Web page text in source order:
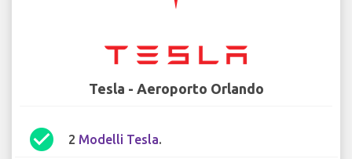
Tesla - Aeroporto Orlando
check_circle 2 Modelli Tesla.